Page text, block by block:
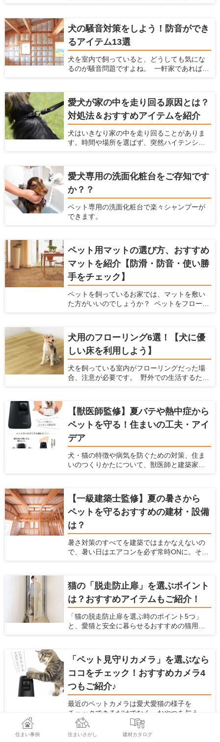
声が周りに漏れたりするのも、壁が原因のこ
とがあります。 だからこそ、ペットを飼う時
にはこういった悩みを解決してくれる壁材を
選ぶ必要があります。 この記事では、ペット
を飼う家におすすめの壁材を紹介するととも
に、愛犬家住宅だからこそ知っている壁材の
犬の騒音対策をしよう！防音ができ
るアイテム13選
犬を室内で飼っていると、どうしても気にな
るのが騒音問題ですよね。 一軒家であれば周
す。 犬を飼っている時の騒音問題に対策する
ための方法、商品をここでは紹介します。
愛犬が家の中を走り回る原因とは？
対処法＆おすすめアイテムを紹介
犬はいきなり家の中を走り回ることがありま
す。時間や場所を選ばず、突然ハイテンショ
への迷惑が気になりますし、鳴いたり唸った
りしながら走ると近所への迷惑も気になりま
す。何より愛犬の健康に問題ないか心配にな
ると思います。この記事では、犬が家の中を
走り回るいくつかの原因を説明するととも
に、具体的な対処法を解説します。
愛犬専用の洗面化粧台をご存知です
か？？
ペット専用の洗面化粧台で楽々シャンプーが
できます。
ペット用マットの選び方、おすすめ
マットを紹介【防滑・防音・使い勝
手をチェック】
ペットを飼っているお家では、マットを敷い
た方がいいのでしょうか？ ペットをフローリ
な不都合が出てきます。 そんな時には、マッ
トを敷くことで解決できる場合があります。
ここでは、ペット用のマットを敷いた方がい
い場合と、マットを選ぶ時に注意すべきポイ
ント、おすすめのペット用マットを紹介しま
す。 あらゆるメーカーの商品をチェックして
犬用のフローリング6選！【犬に優
しい床を利用しよう】
犬を飼っている室内がフローリングだった場
合、注意が必要です。 野外での生活するため
は犬の体にダメージを与えますし、将来の病
気を引き起こす可能性もあるのです。 犬を飼
われている愛犬家の方は、犬用のフローリン
グに変えることを検討してみてはいかがで
しょうか。 この記事では、フローリングが犬
に与えるダメージを紹介するとともに、愛犬
家住宅だからこそわかる「犬に優しいフロー
リング」を紹介します。
【獣医師監修】夏バテや熱中症から
ペットを守る！住まいの工夫・アイ
デア
犬・猫の特徴や病気を防ぐための対策、住ま
いのつくりかたについて、獣医師と建築家の
【一級建築士監修】夏の暑さから
ペットを守るおすすめの建材・設備
は？
暑さ対策のすべてを建築ではまかなえないの
で、暑い日はエアコンを必ず常時ONに。そこ
隙間をつくらない」「空気の流れをつくる」
の2点。電気代の節約にも。
猫の「脱走防止扉」を選ぶポイント
は？おすすめアイテムもご紹介！
「猫の脱走防止扉を選ぶ時のポイント5つ」
と、愛猫と安全に暮らせるおすすめの猫用脱
「ペット見守りカメラ」を選ぶなら
ココをチェック！おすすめカメラ4
つもご紹介♪
最近のペットカメラは愛犬愛猫の様子を
チェックできるだけでなく、おやつを与えら
れたり室温管理の機能が付いていたりするな
ど、プラスαな機能がついているものもありま
住まい事例 住まいさがし 建材カタログ